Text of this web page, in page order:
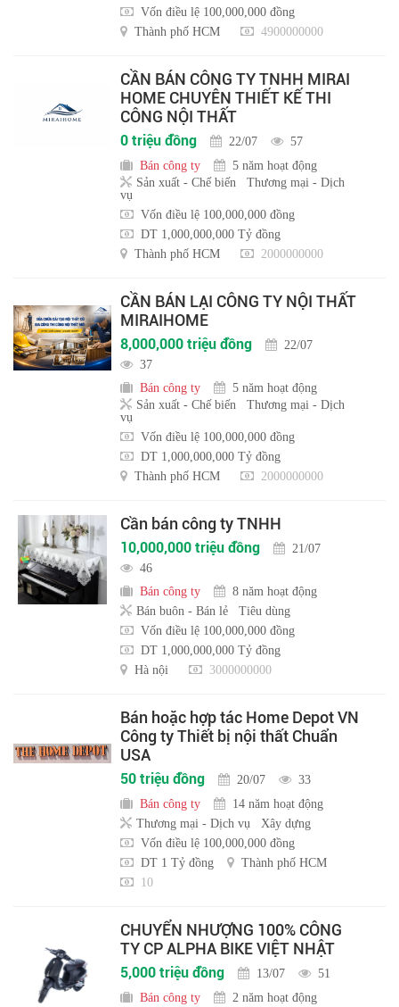
Vốn điều lệ 100,000,000 đồng
Thành phố HCM
4900000000
CẦN BÁN CÔNG TY TNHH MIRAI
HOME CHUYÊN THIẾT KẾ THI
CÔNG NỘI THẤT
0 triệu đồng 22/07
57
Bán công ty
5 năm hoạt động
Sản xuất - Chế biến
Thương mại - Dịch
vụ
Vốn điều lệ 100,000,000 đồng
DT 1,000,000,000 Tỷ đồng
Thành phố HCM
2000000000
CẦN BÁN LẠI CÔNG TY NỘI THẤT
MIRAIHOME
8,000,000 triệu đồng
22/07
37
Bán công ty
5 năm hoạt động
Sản xuất - Chế biến
Thương mại - Dịch
vụ
Vốn điều lệ 100,000,000 đồng
DT 1,000,000,000 Tỷ đồng
Thành phố HCM
2000000000
Cần bán công ty TNHH
10,000,000 triệu đồng
21/07
46
Bán công ty
8 năm hoạt động
Bán buôn - Bán lẻ
Tiêu dùng
Vốn điều lệ 100,000,000 đồng
DT 1,000,000,000 Tỷ đồng
Hà nội
3000000000
Bán hoặc hợp tác Home Depot VN
Công ty Thiết bị nội thất Chuẩn
USA
50 triệu đồng 20/07
33
Bán công ty
14 năm hoạt động
Thương mại - Dịch vụ
Xây dựng
Vốn điều lệ 100,000,000 đồng
DT 1 Tỷ đồng
Thành phố HCM
10
CHUYỂN NHƯỢNG 100% CÔNG
TY CP ALPHA BIKE VIỆT NHẬT
5,000 triệu đồng 13/07
51
Bán công ty
2 năm hoạt động